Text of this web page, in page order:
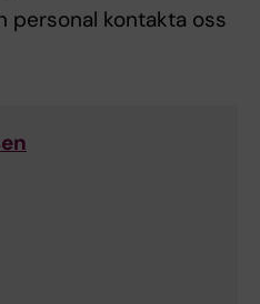
personal kontakta oss